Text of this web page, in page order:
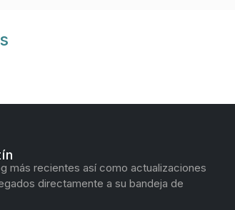
más recientes así como actualizaciones
directamente a su bandeja de